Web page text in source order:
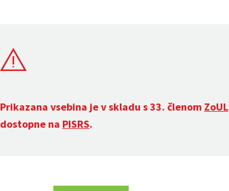
Prikazana vsebina je v skladu s 33. členom ZoUL
dostopne na PISRS.